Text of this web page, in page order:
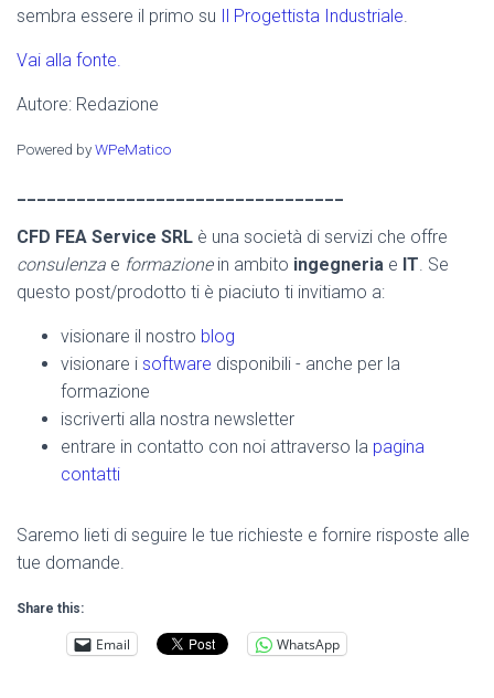
sembra essere il primo su Il Progettista Industriale.
Vai alla fonte.
Autore: Redazione
Powered byWPeMatico
CFD FEA Service SRL è una società di servizi che offre
consulenza e formazionein ambito ingegneria e IT. Se
questo post/prodotto ti è piaciuto ti invitiamo a:
visionare il nostro blog
visionare i software disponibili - anche per la
formazione
iscriverti alla nostra newsletter
entrare in contatto con noi attraverso la pagina
contatti
Saremo lieti di seguire le tue richieste e fornire risposte alle
tue domande.
Share this:
Email WhatsApp